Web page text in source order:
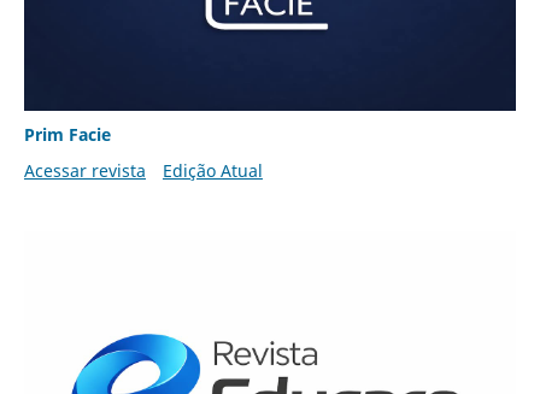
Prim Facie
Acessar revista
Edição Atual